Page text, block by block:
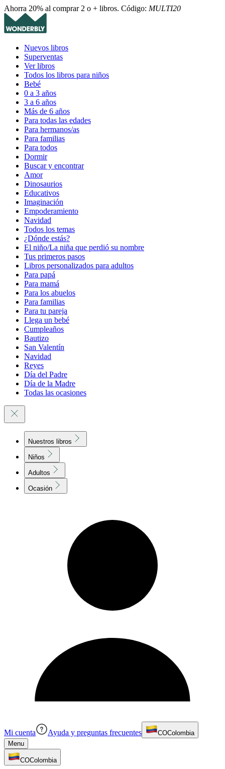
Ahorra 20% al comprar 2 o + libros. Código: MULTI20
Nuevos libros
Superventas
Ver libros
Todos los libros para niños
Bebé
0 a 3 años
3 a 6 años
Más de 6 años
Para todas las edades
Para hermanos/as
Para familias
Para todos
Dormir
Buscar y encontrar
Amor
Dinosaurios
Educativos
Imaginación
Empoderamiento
Navidad
Todos los temas
¿Dónde estás?
El niño/La niña que perdió su nombre
Tus primeros pasos
Libros personalizados para adultos
Para papá
Para mamá
Para los abuelos
Para familias
Para tu pareja
Llega un bebé
Cumpleaños
Bautizo
San Valentín
Navidad
Reyes
Día del Padre
Día de la Madre
Todas las ocasiones
Nuestros libros
Niños
Adultos
Ocasión
Mi cuenta Ayuda y preguntas frecuentes COColombia
Menu
COColombia